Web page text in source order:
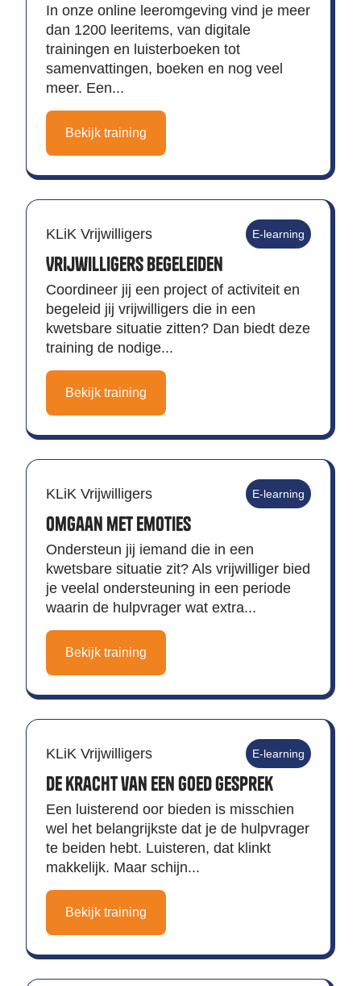
In onze online leeromgeving vind je meer
dan 1200 leeritems, van digitale
trainingen en luisterboeken tot
samenvattingen, boeken en nog veel
meer. Een...
Bekijk training
KLiK Vrijwilligers E-learning
Vrijwilligers Begeleiden
Coordineer jij een project of activiteit en
begeleid jij vrijwilligers die in een
kwetsbare situatie zitten? Dan biedt deze
training de nodige...
Bekijk training
KLiK Vrijwilligers E-learning
Omgaan met emoties
Ondersteun jij iemand die in een
kwetsbare situatie zit? Als vrijwilliger bied
je veelal ondersteuning in een periode
waarin de hulpvrager wat extra...
Bekijk training
KLiK Vrijwilligers E-learning
De kracht van een goed gesprek
Een luisterend oor bieden is misschien
wel het belangrijkste dat je de hulpvrager
te beiden hebt. Luisteren, dat klinkt
makkelijk. Maar schijn...
Bekijk training